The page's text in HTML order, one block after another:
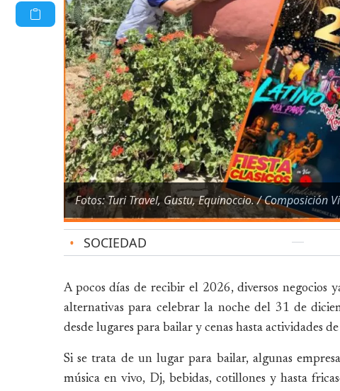
Fotos: Turi Travel, Gustu, Equinoccio. / Composición
• SOCIEDAD
A pocos días de recibir el 2026, diversos negocios
alternativas para celebrar la noche del 31 de
desde lugares para bailar y cenas hasta actividades
Si se trata de un lugar para bailar, algunas
música en vivo, Dj, bebidas, cotillones y hasta